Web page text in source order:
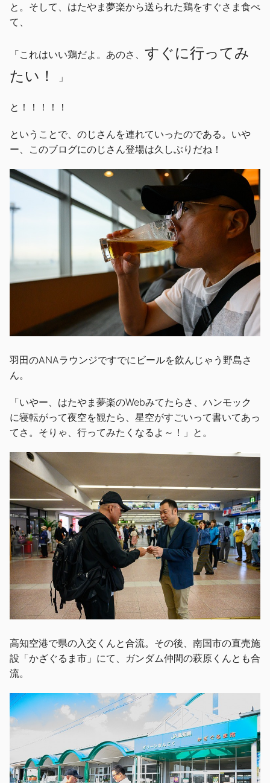
と。そして、はたやま夢楽から送られた鶏をすぐさま食べ
て、
「これはいい鶏だよ。あのさ、 すぐに行ってみ
たい！
」
と！！！！！
ということで、のじさんを連れていったのである。いや
ー、このブログにのじさん登場は久しぶりだね！
羽田のANAラウンジですでにビールを飲んじゃう野島さ
ん。
「いやー、はたやま夢楽のWebみてたらさ、ハンモック
に寝転がって夜空を観たら、星空がすごいって書いてあっ
てさ。そりゃ、行ってみたくなるよ～！」と。
高知空港で県の入交くんと合流。その後、南国市の直売施
設「かざぐるま市」にて、ガンダム仲間の萩原くんとも合
流。